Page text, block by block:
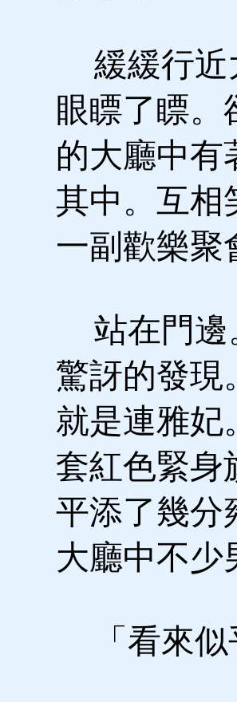
緩緩行近
眼瞟了瞟。
的大廳中有
其中。互相
一副歡樂聚
站在門邊
驚訝的發現
就是連雅妃
套紅色緊身
平添了幾分
大廳中不少
「看來似